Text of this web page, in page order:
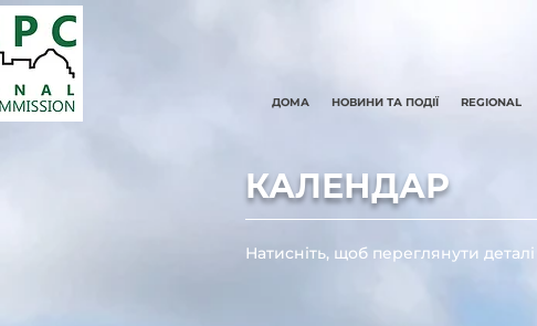
ДОМА НОВИНИ ТА ПОДІЇ REGIONAL
КАЛЕНДАР
Натисніть, щоб переглянути